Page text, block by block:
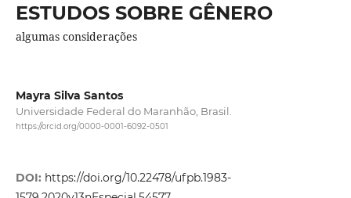
ESTUDOS SOBRE GÊNERO
algumas considerações
Mayra Silva Santos
Universidade Federal do Maranhão, Brasil.
https://orcid.org/0000-0001-6092-0501
DOI: https://doi.org/10.22478/ufpb.1983-